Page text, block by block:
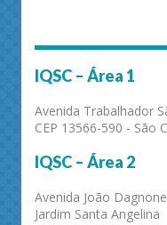
IQSC – Área 1
Avenida Trabalhador
CEP 13566-590 - São
IQSC – Área 2
Avenida João
Jardim Santa Angelina